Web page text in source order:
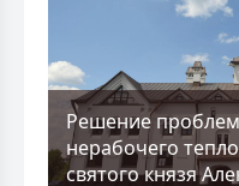
Решение
нерабочего
святого князя